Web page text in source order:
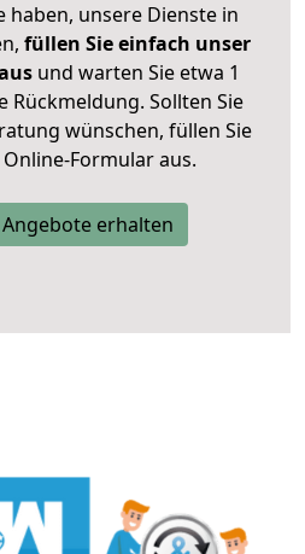
haben, unsere Dienste in
füllen Sie einfach unser
und warten Sie etwa 1
Rückmeldung. Sollten Sie
wünschen, füllen Sie
Formular aus.
erhalten